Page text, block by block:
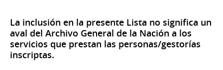
La inclusión en la presente Lista no significa un
aval del Archivo General de la Nación a los
servicios que prestan las personas/gestorías
inscriptas.